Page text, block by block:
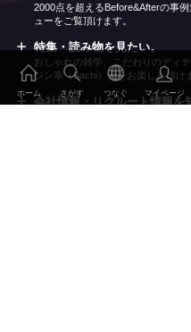
2000点を超えるBefore&Afterの事
ューをご覧頂けます。
特集・読み物を見たい。
おしゃれの雑学、こだわりのディ
ジン幸（Sachi）他をお楽しみ頂け
会社情報・リクルート情報を
ホーム さがす つなぐ マイページ